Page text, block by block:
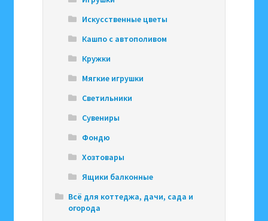
Искусственные цветы
Кашпо с автополивом
Кружки
Мягкие игрушки
Светильники
Сувениры
Фондю
Хозтовары
Ящики балконные
Всё для коттеджа, дачи, сада и
огорода